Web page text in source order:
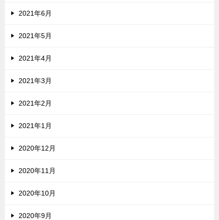
2021年6月
2021年5月
2021年4月
2021年3月
2021年2月
2021年1月
2020年12月
2020年11月
2020年10月
2020年9月